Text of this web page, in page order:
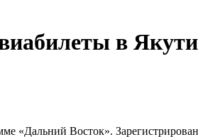
в
«Дальний Восток».